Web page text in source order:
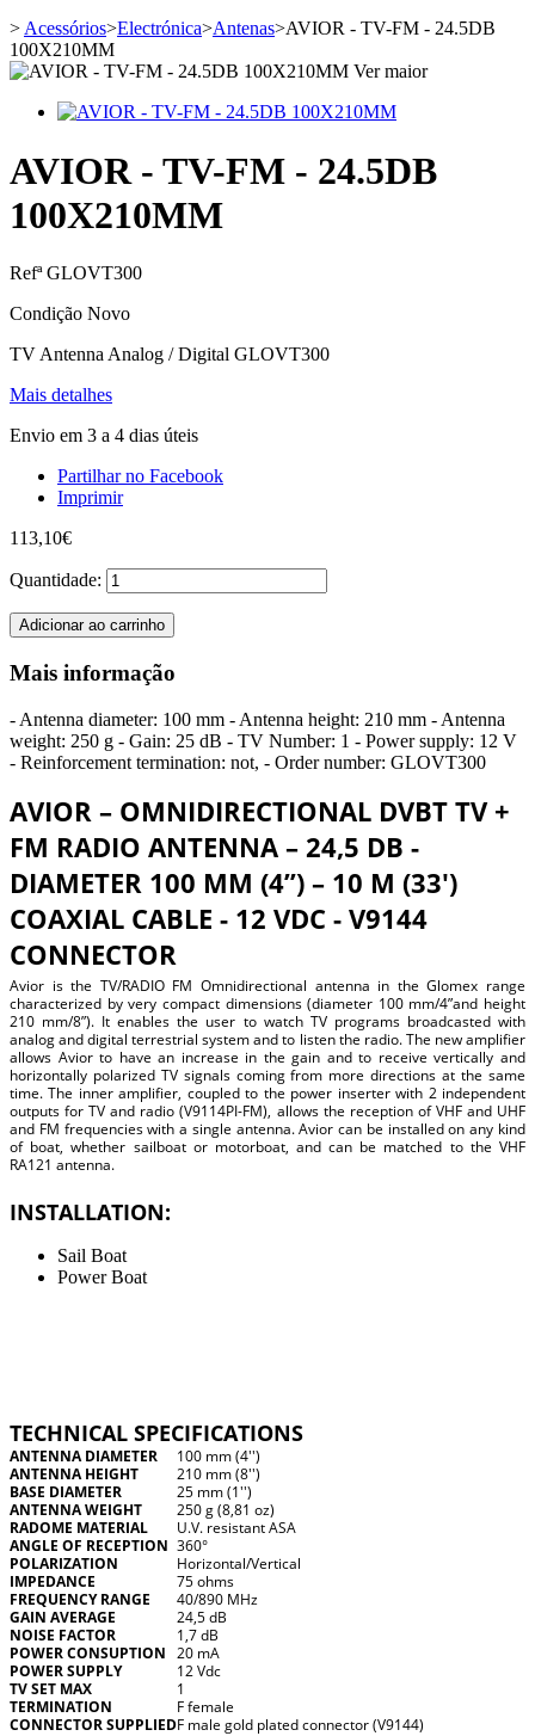
>Acessórios>Electrónica>Antenas>AVIOR - TV-FM - 24.5DB
100X210MM
Ver maior
AVIOR - TV-FM - 24.5DB
100X210MM
RefªGLOVT300
Condição Novo
TV Antenna Analog / Digital GLOVT300
Mais detalhes
Envio em 3 a 4 dias úteis
Partilhar no Facebook
Imprimir
113,10€
Quantidade:
Adicionar ao carrinho
Mais informação
- Antenna diameter: 100 mm - Antenna height: 210 mm - Antenna
weight: 250 g - Gain: 25 dB - TV Number: 1 - Power supply: 12 V
- Reinforcement termination: not, - Order number: GLOVT300
AVIOR – OMNIDIRECTIONAL DVBT TV +
FM RADIO ANTENNA – 24,5 DB -
DIAMETER 100 MM (4’’) – 10 M (33')
COAXIAL CABLE - 12 VDC - V9144
CONNECTOR
Avior is the TV/RADIO FM Omnidirectional antenna in the Glomex range
characterized by very compact dimensions (diameter 100 mm/4”and height
210 mm/8”). It enables the user to watch TV programs broadcasted with
analog and digital terrestrial system and to listen the radio. The new amplifier
allows Avior to have an increase in the gain and to receive vertically and
horizontally polarized TV signals coming from more directions at the same
time. The inner amplifier, coupled to the power inserter with 2 independent
outputs for TV and radio (V9114PI-FM), allows the reception of VHF and UHF
and FM frequencies with a single antenna. Avior can be installed on any kind
of boat, whether sailboat or motorboat, and can be matched to the VHF
RA121 antenna.
INSTALLATION:
Sail Boat
Power Boat
TECHNICAL SPECIFICATIONS
ANTENNA DIAMETER
100 mm (4'')
ANTENNA HEIGHT
210 mm (8'')
BASE DIAMETER
25 mm (1'')
ANTENNA WEIGHT
250 g (8,81 oz)
RADOME MATERIAL
U.V. resistant ASA
ANGLE OF RECEPTION 360°
POLARIZATION
Horizontal/Vertical
IMPEDANCE
75 ohms
FREQUENCY RANGE
40/890 MHz
GAIN AVERAGE
24,5 dB
NOISE FACTOR
1,7 dB
POWER CONSUPTION 20 mA
POWER SUPPLY
12 Vdc
TV SET MAX
1
TERMINATION
F female
CONNECTOR SUPPLIEDF male gold plated connector (V9144)